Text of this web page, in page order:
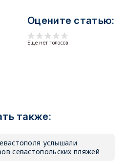
Оцените статью:
Еще нет голосов
также:
услышали
севастопольских пляжей